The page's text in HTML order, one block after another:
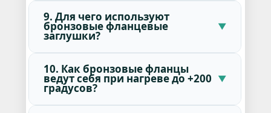
9. Для чего используют
бронзовые фланцевые
заглушки?
10. Как бронзовые фланцы
ведут себя при нагреве до +200
градусов?